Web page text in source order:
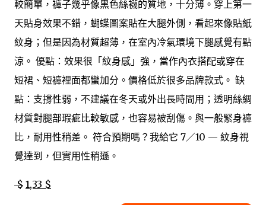
較簡單，褲子幾乎像黑色絲襪的質地，十分薄。穿上第一
天貼身效果不錯，蝴蝶圖案貼在大腿外側，看起來像貼紙
紋身；但是因為材質超薄，在室內冷氣環境下腿感覺有點
涼。 優點：效果很「紋身感」強，當作內衣搭配或穿在
短裙、短褲裡面都蠻加分。價格低於很多品牌款式。 缺
點：支撐性弱，不建議在冬天或外出長時間用；透明絲綢
材質對腿部瑕疵比較敏感，也容易被刮傷。與一般緊身褲
比，耐用性稍差。 符合預期嗎？我給它 7／10 — 紋身視
覺達到，但實用性稍遜。
$ 1,33 $